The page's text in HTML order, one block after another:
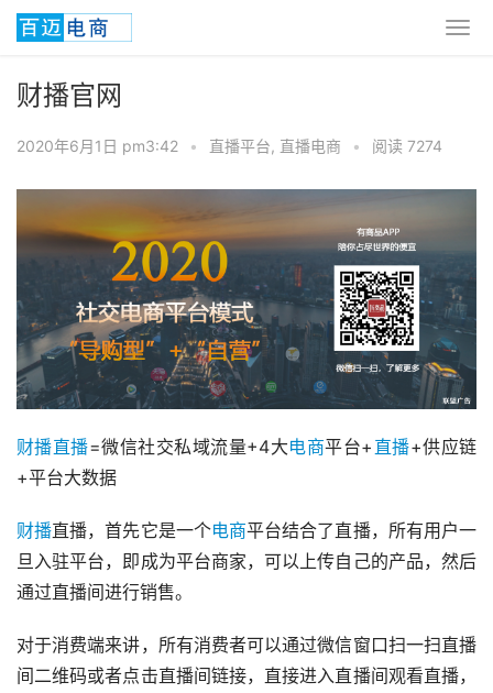
财播官网
2020年6月1日 pm3:42 • 直播平台, 直播电商 • 阅读 7274
财播直播=微信社交私域流量+4大电商平台+ 直播+供应链
+平台大数据
财播直播，首先它是一个电商平台结合了直播，所有用户一
旦入驻平台，即成为平台商家，可以上传自己的产品，然后
通过直播间进行销售。
对于消费端来讲，所有消费者可以通过微信窗口扫一扫直播
间二维码或者点击直播间链接，直接进入直播间观看直播，